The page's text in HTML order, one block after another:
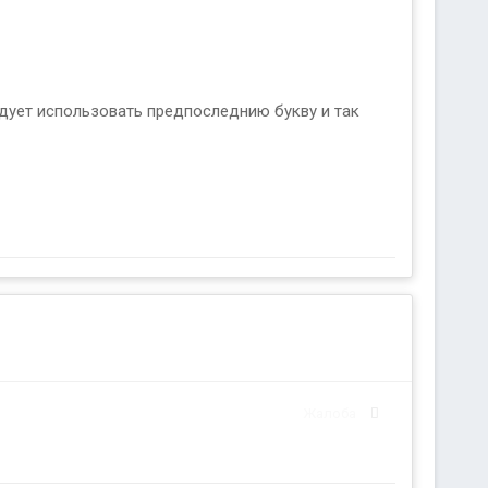
использовать предпоследнию букву и так